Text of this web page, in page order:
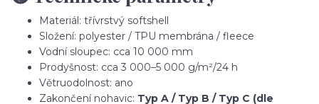
Materiál: třívrstvý softshell
Složení: polyester / TPU membrána / fleece
Vodní sloupec: cca 10 000 mm
Prodyšnost: cca 3 000–5 000 g/m²/24 h
Větruodolnost: ano
Zakončení nohavic: Typ A / Typ B / Typ C (dle